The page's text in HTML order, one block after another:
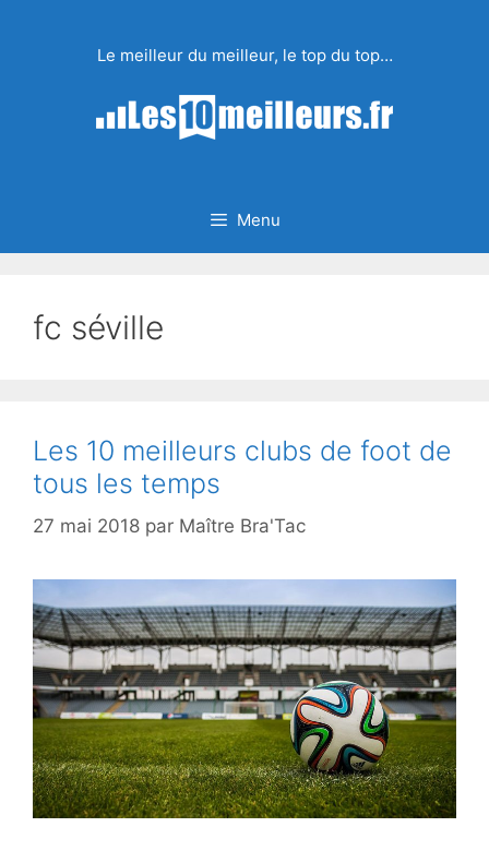
Le meilleur du meilleur, le top du top…
Menu
fc séville
Les 10 meilleurs clubs de foot de
tous les temps
27 mai 2018 par Maître Bra'Tac